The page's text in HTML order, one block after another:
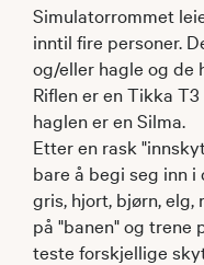
Simulatorrommet
inntil fire personer.
og/eller hagle og de
Riflen er en Tikka
haglen er en Silma.
Etter en rask
bare å begi seg inn
gris, hjort, bjørn, elg,
på "banen" og trene
teste forskjellige